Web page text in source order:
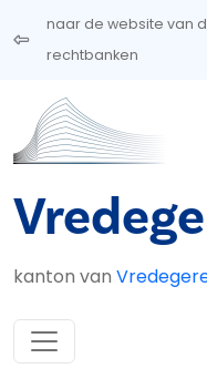
Overslaan en naar de
naar de website van
rechtbanken
kanton van